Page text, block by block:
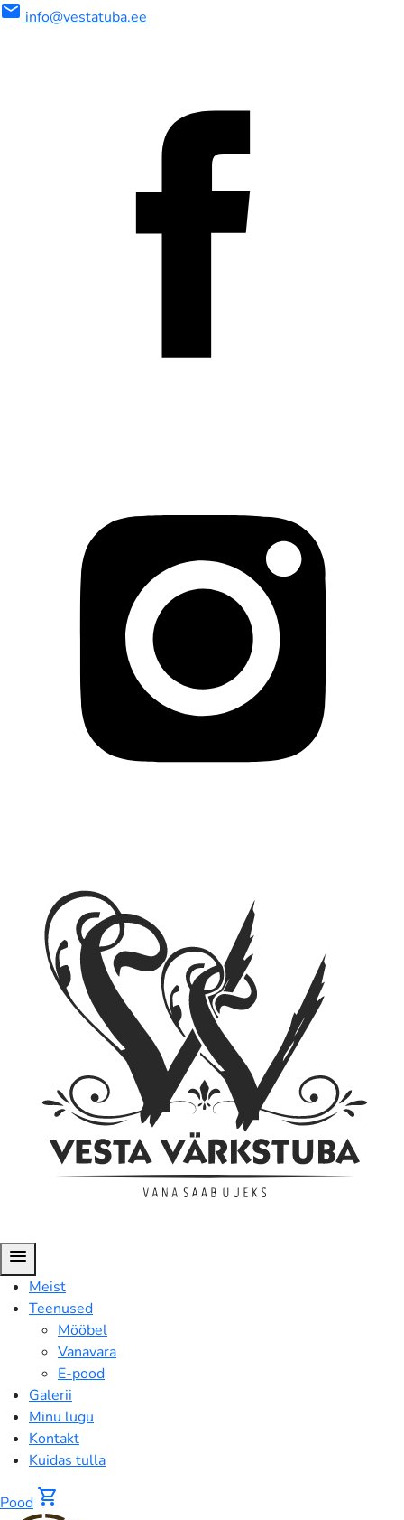
mail info@vestatuba.ee
menu
Meist
Teenused
Mööbel
Vanavara
E-pood
Galerii
Minu lugu
Kontakt
Kuidas tulla
Pood shopping_cart